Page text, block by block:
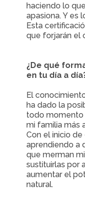
haciendo lo
apasiona. Y es
Esta
que forjarán el
¿De qué
en tu día a
El
ha dado la
todo momento
mi familia más
Con el inicio
aprendiendo a
que merman
sustituirlas por
aumentar el
natural.